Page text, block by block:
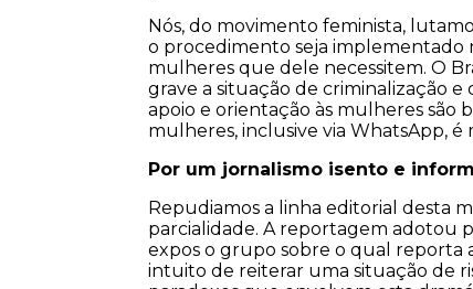
Nós, do movimento feminista,
o procedimento seja implementado
mulheres que dele necessitem. O
grave a situação de criminalização
apoio e orientação às mulheres são
mulheres, inclusive via WhatsApp,
Por um jornalismo isento e
Repudiamos a linha editorial desta
parcialidade. A reportagem adotou
expos o grupo sobre o qual reporta
intuito de reiterar uma situação de